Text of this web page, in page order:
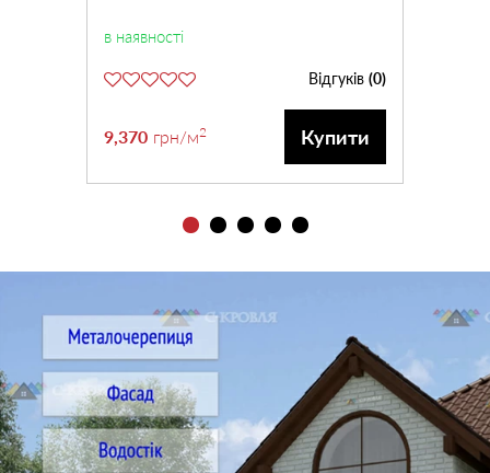
в наявності
Відгуків (0)
9,370 грн/м2 Купити